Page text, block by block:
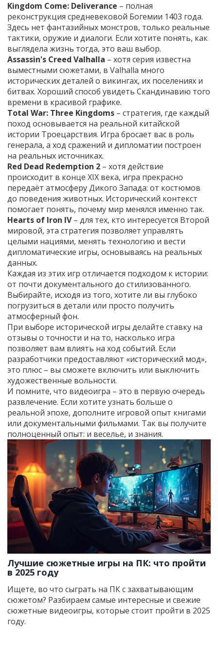
Kingdom Come: Deliverance – полная
реконструкция средневековой Богемии 1403 года.
Здесь нет фантазийных монстров, только реальные
тактики, оружие и диалоги. Если хотите понять, как
выглядела жизнь тогда, это ваш выбор.
Assassin's Creed Valhalla – хотя серия известна
вымес­тными сюжетами, в Valhalla много
исторических деталей о викингах, их поселениях и
битвах. Хороший способ увидеть Скандинавию того
времени в красивой графике.
Total War: Three Kingdoms – стратегия, где каждый
поход основывается на реальной китайской
истории Троецарствия. Игра бросает вас в роль
генерала, а ход сражений и дипломатии построен
на реальных источниках.
Red Dead Redemption 2 – хотя действие
происходит в конце XIX века, игра прекрасно
передаёт атмосферу Дикого Запада: от костюмов
до поведения животных. Исторический контекст
помогает понять, почему мир менялся именно так.
Hearts of Iron IV– для тех, кто интересуется Второй
мировой, эта стратегия позволяет управлять
целыми нациями, менять технологию и вести
дипломатические игры, основываясь на реальных
данных.
Каждая из этих игр отличается подходом к истории:
от почти документального до стилизованного.
Выбирайте, исходя из того, хотите ли вы глубоко
погрузиться в детали или просто получить
атмосферный фон.
При выборе исторической игры делайте ставку на
отзывы о точности и на то, насколько игра
позволяет вам влиять на ход событий. Если
разработчики предоставляют «исторический мод»,
это плюс – вы сможете включить или выключить
художественные вольности.
И помните, что видеоигра – это в первую очередь
развлечение. Если хотите узнать больше о
реальной эпохе, дополните игровой опыт книгами
или документальными фильмами. Так вы получите
полноценный опыт: и веселье, и знания.
Лучшие сюжетные игры на ПК: что пройти
в 2025 году
Ищете, во что сыграть на ПК с захватывающим
сюжетом? Разбираем самые интересные и свежие
сюжетные видеоигры, которые стоит пройти в 2025
году.